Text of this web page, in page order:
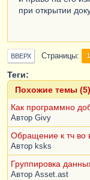
при открытии
ВВЕРХ Страницы 1
Теги:
Похожие темы (5)
Как программно
Автор Givy
Обращение к тч во
Автор ksks
Группировка
Автор Asset.ast